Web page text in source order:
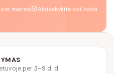
mėnesį Atsisakykite bet kada
per 3–9 d. d.